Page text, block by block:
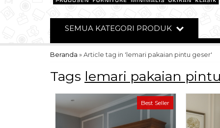
SEMUA KATEGORI PRODUK
Beranda » Article tag in 'lemari pakaian pintu geser'
Tags lemari pakaian
Best Seller